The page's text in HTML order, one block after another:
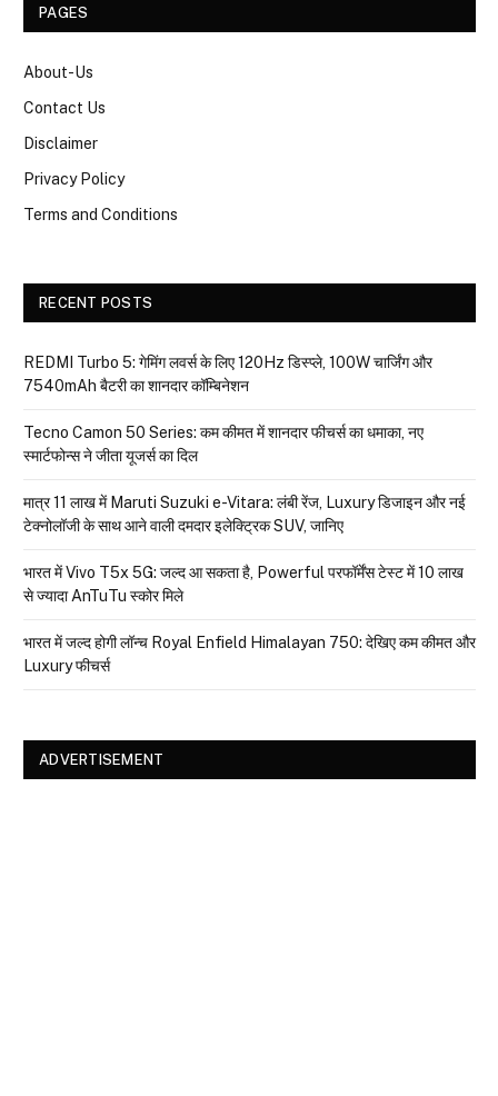
PAGES
About-Us
Contact Us
Disclaimer
Privacy Policy
Terms and Conditions
RECENT POSTS
REDMI Turbo 5: गेमिंग लवर्स के लिए 120Hz डिस्प्ले, 100W चार्जिंग और
7540mAh बैटरी का शानदार कॉम्बिनेशन
Tecno Camon 50 Series: कम कीमत में शानदार फीचर्स का धमाका, नए
स्मार्टफोन्स ने जीता यूजर्स का दिल
मात्र ₹11 लाख में Maruti Suzuki e-Vitara: लंबी रेंज, Luxury डिजाइन और नई
टेक्नोलॉजी के साथ आने वाली दमदार इलेक्ट्रिक SUV, जानिए
भारत में Vivo T5x 5G: जल्द आ सकता है, Powerful परफॉर्मेंस टेस्ट में 10 लाख
से ज्यादा AnTuTu स्कोर मिले
भारत में जल्द होगी लॉन्च Royal Enfield Himalayan 750: देखिए कम कीमत और
Luxury फीचर्स
ADVERTISEMENT